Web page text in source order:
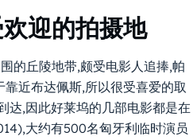
迎的拍摄地
的丘陵地带,颇受电影人追捧,帕
近布达佩斯,所以很受喜爱的取
达,因此好莱坞的几部电影都是在
大约有500名匈牙利临时演员